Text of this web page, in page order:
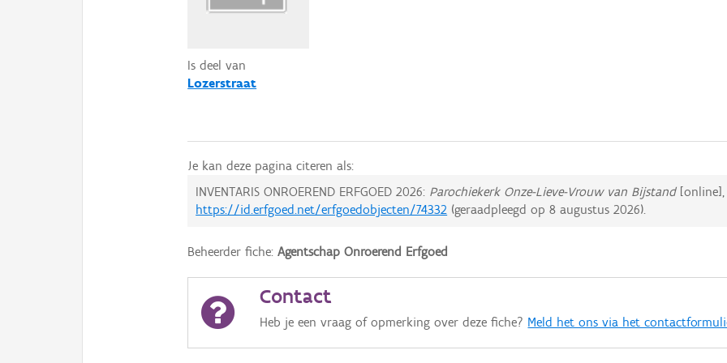
Is deel van
Lozerstraat
Je kan deze pagina citeren als:
INVENTARIS ONROEREND ERFGOED 2026: Parochiekerk Onze-Lieve-Vrouw van Bijstand[online],
https://id.erfgoed.net/erfgoedobjecten/74332 (geraadpleegd op8 augustus 2026).
Beheerder fiche:Agentschap Onroerend Erfgoed
Contact
Heb je een vraag of opmerking over deze fiche? Meld het ons via het